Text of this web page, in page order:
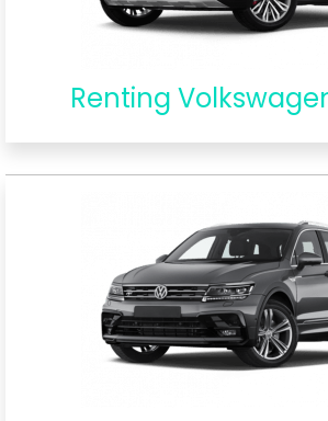
Renting